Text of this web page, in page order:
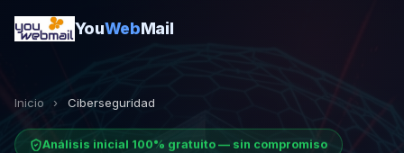
YouWebMail
Inicio › Ciberseguridad
Análisis inicial 100% gratuito — sin compromiso